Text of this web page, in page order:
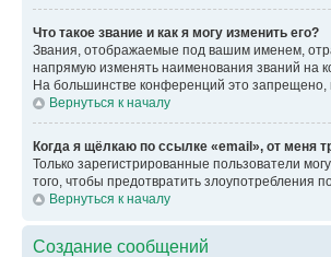
Что такое звание и как я могу изменить его?
Звания, отображаемые под вашим именем,
напрямую изменять наименования званий на
На большинстве конференций это запрещено,
Вернуться к началу
Когда я щёлкаю по ссылке «email», от меня
Только зарегистрированные пользователи
того, чтобы предотвратить злоупотребления
Вернуться к началу
Создание сообщений